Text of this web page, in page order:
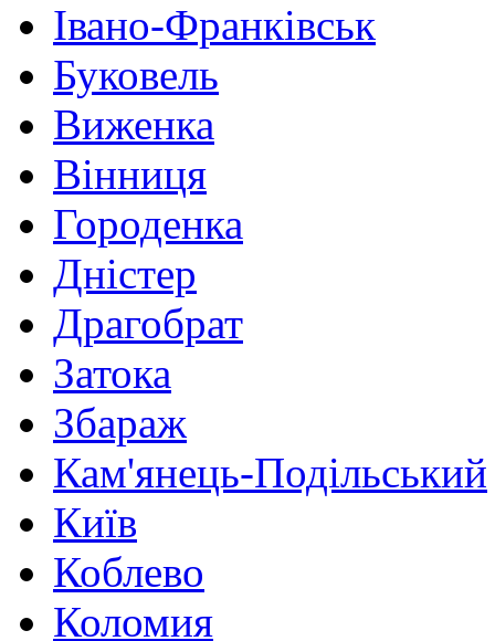
Івано-Франківськ
Буковель
Виженка
Вінниця
Городенка
Дністер
Драгобрат
Затока
Збараж
Кам'янець-Подільський
Київ
Коблево
Коломия